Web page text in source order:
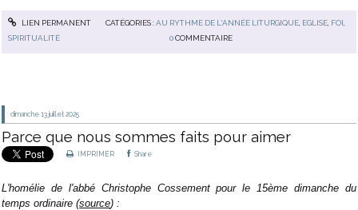
LIEN PERMANENT CATÉGORIES :AU RYTHME DE L'ANNÉE LITURGIQUE, EGLISE, FOI,
SPIRITUALITÉ
0 COMMENTAIRE
dimanche 13 juillet 2025
Parce que nous sommes faits pour aimer
IMPRIMER Share
L'homélie de l'abbé Christophe Cossement pour le 15ème dimanche du
temps ordinaire (source) :